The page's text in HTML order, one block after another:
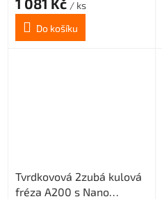
1 081 Kč / ks
Do košíku
Tvrdkovová 2zubá kulová
fréza A200 s Nano